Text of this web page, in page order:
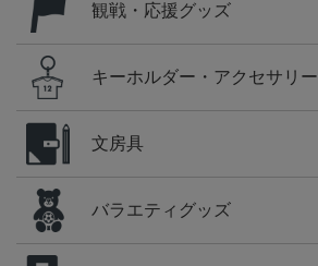
観戦・応援グッズ
キーホルダー・アクセサリー
文房具
バラエティグッズ